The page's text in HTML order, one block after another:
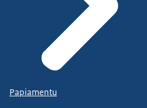
Papiamentu